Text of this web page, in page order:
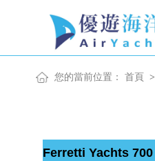
您的當前位置：首頁 >
Ferretti Yachts 700